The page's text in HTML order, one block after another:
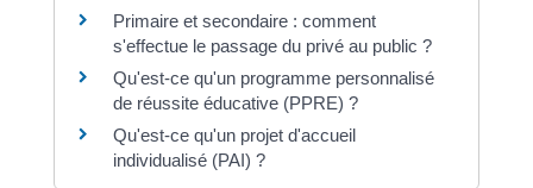
Primaire et secondaire : comment
s'effectue le passage du privé au public ?
Qu'est-ce qu'un programme personnalisé
de réussite éducative (PPRE) ?
Qu'est-ce qu'un projet d'accueil
individualisé (PAI) ?